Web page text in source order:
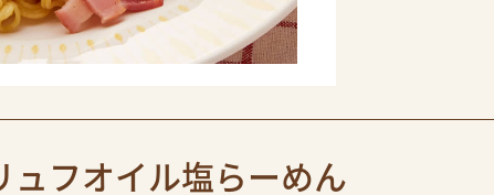
ュフオイル塩らーめん